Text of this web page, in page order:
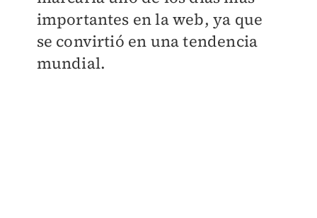
importantes en la web, ya que
se convirtió en una tendencia
mundial.